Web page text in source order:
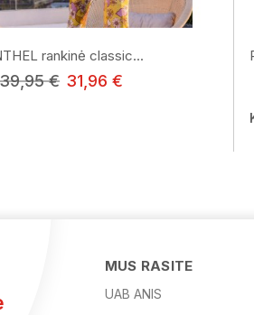
rankinė classic...
39,95 € 31,96 €
MUS RASITE
UAB ANIS